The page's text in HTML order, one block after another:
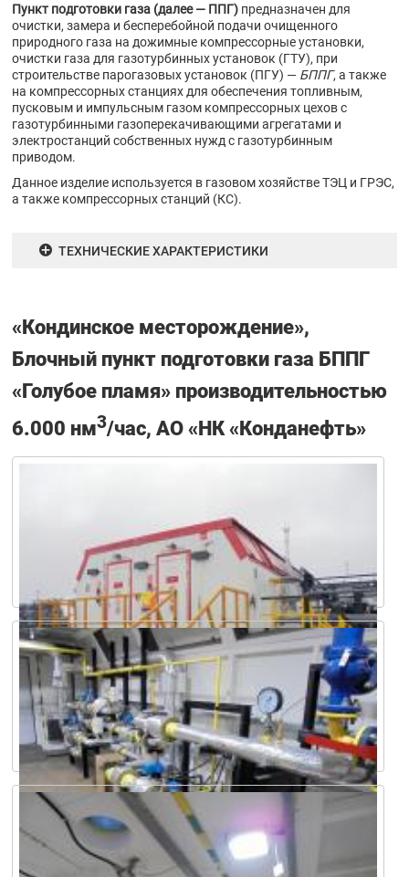
Пункт подготовки газа (далее — ППГ) предназначен для
очистки, замера и бесперебойной подачи очищенного
природного газа на дожимные компрессорные установки,
очистки газа для газотурбинных установок (ГТУ), при
строительстве парогазовых установок (ПГУ) — БППГ, а также
на компрессорных станциях для обеспечения топливным,
пусковым и импульсным газом компрессорных цехов с
газотурбинными газоперекачивающими агрегатами и
электростанций собственных нужд с газотурбинным
приводом.
Данное изделие используется в газовом хозяйстве ТЭЦ и ГРЭС,
а также компрессорных станций (КС).
ТЕХНИЧЕСКИЕ ХАРАКТЕРИСТИКИ
«Кондинское месторождение»,
Блочный пункт подготовки газа БППГ
«Голубое пламя» производительностью
6.000 нм3/час, АО «НК «Конданефть»